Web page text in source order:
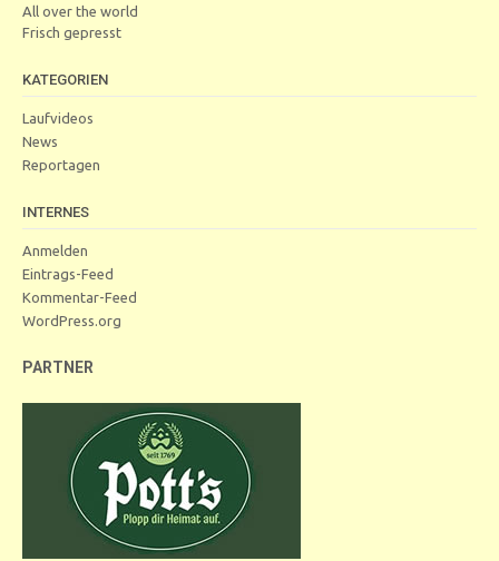
All over the world
Frisch gepresst
KATEGORIEN
Laufvideos
News
Reportagen
INTERNES
Anmelden
Eintrags-Feed
Kommentar-Feed
WordPress.org
PARTNER